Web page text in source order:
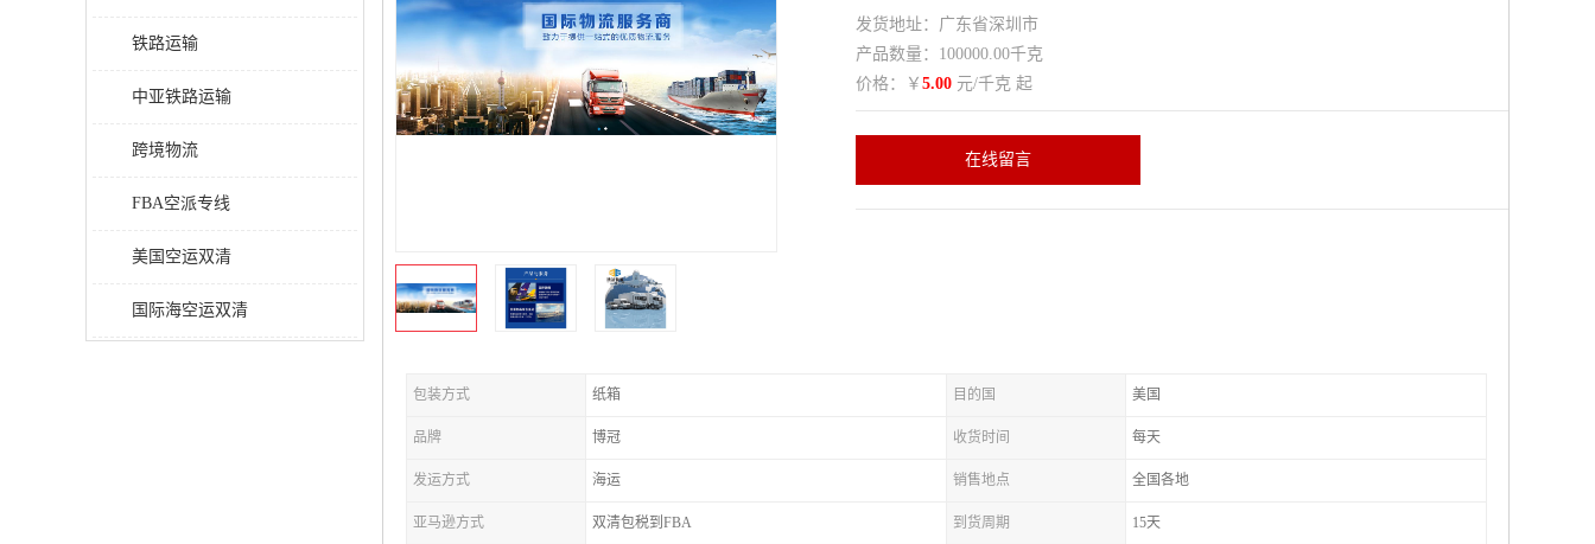
铁路运输
中亚铁路运输
跨境物流
FBA空派专线
美国空运双清
国际海空运双清
发货地址：广东省深圳市
产品数量：100000.00千克
价格：￥ 5.00 元/千克 起
在线留言
包装方式 纸箱 目的国 美国
品牌 博冠 收货时间 每天
发运方式 海运 销售地点 全国各地
亚马逊方式 双清包税到FBA 到货周期 15天